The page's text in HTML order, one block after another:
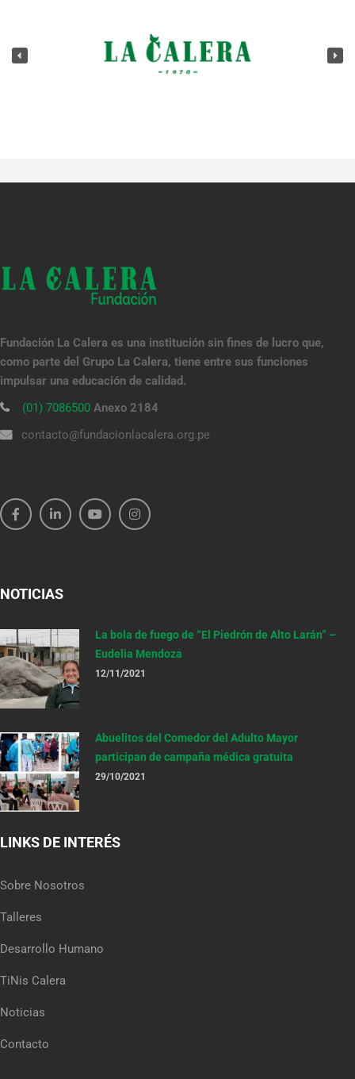
Fundación La Calera es una institución sin fines de lucro que,
como parte del Grupo La Calera, tiene entre sus funciones
impulsar una educación de calidad.
(01) 7086500 Anexo 2184
contacto@fundacionlacalera.org.pe
NOTICIAS
La bola de fuego de “El Piedrón de Alto Larán” –
Eudelia Mendoza
12/11/2021
Abuelitos del Comedor del Adulto Mayor
participan de campaña médica gratuita
29/10/2021
LINKS DE INTERÉS
Sobre Nosotros
Talleres
Desarrollo Humano
TiNis Calera
Noticias
Contacto